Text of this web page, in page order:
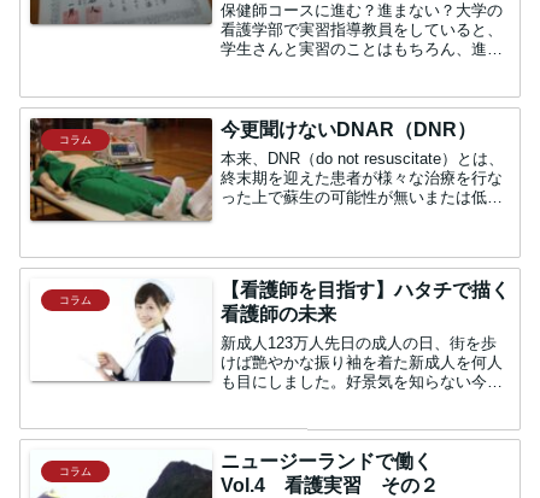
保健師コースに進む？進まない？大学の
看護学部で実習指導教員をしていると、
学生さんと実習のことはもちろん、進路
者さんに行政の保健師が介入しているケ
ースもあり、そこで初めて...
コラム 今更聞けないDNAR（DNR）
本来、DNR（do not resuscitate）とは、
終末期を迎えた患者が様々な治療を行な
った上で蘇生の可能性が無いまたは低い
した。しかし、単に蘇生処置拒否と解釈
さ...
コラム
【看護師を目指す】ハタチで描く
看護師の未来
新成人123万人先日の成人の日、街を歩
けば艶やかな振り袖を着た新成人を何人
も目にしました。好景気を知らない今の
す。「何度も着るものではないからコス
パが悪い」という理由か...
コラム
ニュージーランドで働く
Vol.4 看護実習 その２